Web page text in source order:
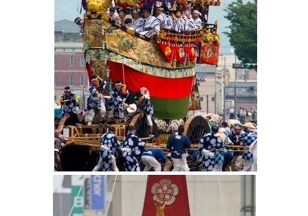
מסלולים מוכנים ב-11 יעדים –לחצו לבחירת המסלול
המתאים לכם »
מעטפת לוגיסטית מלאה: מלונות, רכב ופעילויות
לחצו למידע נוסף »
מערכת ניווט חכמה וליווי לאורך כל הדרך
להסבר על השירות »